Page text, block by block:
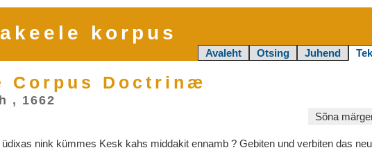
korpus
Avaleht Otsing Juhend
Corpus Doctrinæ
, 1662
Sõna
üdixas nink kümmes Kesk kahs middakit ennamb ? Gebiten und verbiten das